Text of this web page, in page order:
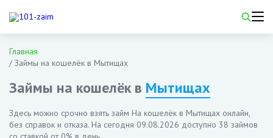
Главная
/Займы на кошелёк в Мытищах
Займы на кошелёк в Мытищах
Здесь можно срочно взять займ На кошелёк в Мытищах онлайн,
без справок и отказа. На сегодня 09.08.2026 доступно 38 займов